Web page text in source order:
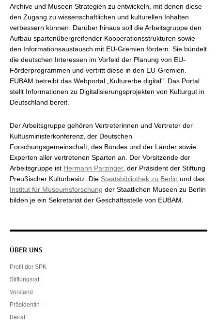
Archive und Museen Strategien zu entwickeln, mit denen diese
den Zugang zu wissenschaftlichen und kulturellen Inhalten
verbessern können. Darüber hinaus soll die Arbeitsgruppe den
Aufbau spartenübergreifender Kooperationsstrukturen sowie
den Informationsaustausch mit EU-Gremien fördern. Sie bündelt
die deutschen Interessen im Vorfeld der Planung von EU-
Förderprogrammen und vertritt diese in den EU-Gremien.
EUBAM betreibt das Webportal „Kulturerbe digital". Das Portal
stellt Informationen zu Digitalisierungsprojekten von Kulturgut in
Deutschland bereit.
Der Arbeitsgruppe gehören Vertreterinnen und Vertreter der
Kultusministerkonferenz, der Deutschen
Forschungsgemeinschaft, des Bundes und der Länder sowie
Experten aller vertretenen Sparten an. Der Vorsitzende der
Arbeitsgruppe ist Hermann Parzinger, der Präsident der Stiftung
Preußischer Kulturbesitz. Die Staatsbibliothek zu Berlin und das
Institut für Museumsforschung der Staatlichen Museen zu Berlin
bilden je ein Sekretariat der Geschäftsstelle von EUBAM.
Servicenavigation
ÜBER UNS
Profil der SPK
Stiftungsrat
Vorstand
Präsidentin
Beirat